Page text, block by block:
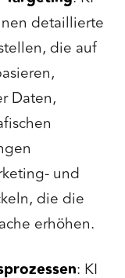
detaillierte
die auf
Daten,
und
die die
erhöhen.
: KI